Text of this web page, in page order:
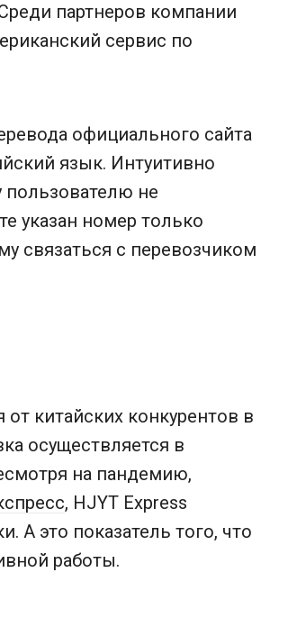
партнеров компании
сервис по
официального сайта
язык. Интуитивно
пользователю не
указан номер только
связаться с перевозчиком
китайских конкурентов в
осуществляется в
на пандемию,
, HJYT Express
А это показатель того, что
работы.